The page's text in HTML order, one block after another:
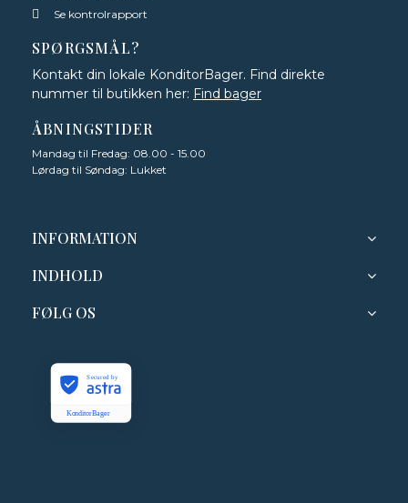
Se kontrolrapport
SPØRGSMÅL?
Kontakt din lokale KonditorBager. Find direkte
nummer til butikken her: Find bager
ÅBNINGSTIDER
Mandag til Fredag: 08.00 - 15.00
Lørdag til Søndag: Lukket
INFORMATION
INDHOLD
FØLG OS
KonditorBager
Secured by